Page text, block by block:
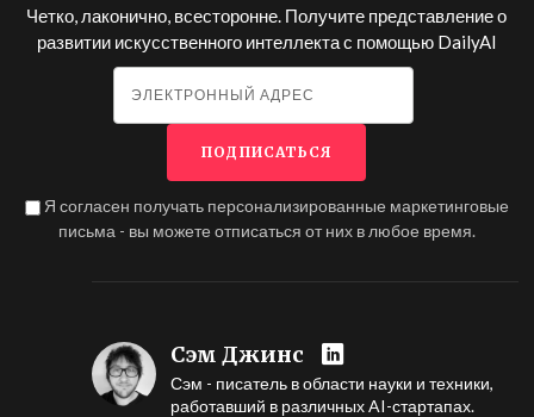
Четко, лаконично, всесторонне. Получите представление о
развитии искусственного интеллекта с помощью DailyAI
Я согласен получать персонализированные маркетинговые
письма - вы можете отписаться от них в любое время.
Сэм Джинс
Сэм - писатель в области науки и техники,
работавший в различных AI-стартапах.